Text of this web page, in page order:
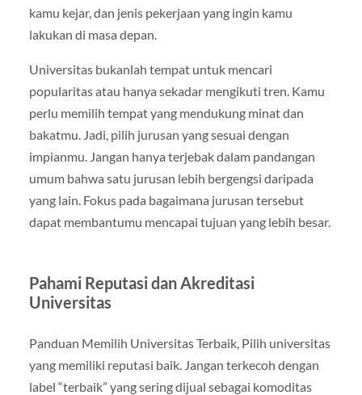
kamu kejar, dan jenis pekerjaan yang ingin kamu
lakukan di masa depan.
Universitas bukanlah tempat untuk mencari
popularitas atau hanya sekadar mengikuti tren. Kamu
perlu memilih tempat yang mendukung minat dan
bakatmu. Jadi, pilih jurusan yang sesuai dengan
impianmu. Jangan hanya terjebak dalam pandangan
umum bahwa satu jurusan lebih bergengsi daripada
yang lain. Fokus pada bagaimana jurusan tersebut
dapat membantumu mencapai tujuan yang lebih besar.
Pahami Reputasi dan Akreditasi
Universitas
Panduan Memilih Universitas Terbaik, Pilih universitas
yang memiliki reputasi baik. Jangan terkecoh dengan
label “terbaik” yang sering dijual sebagai komoditas